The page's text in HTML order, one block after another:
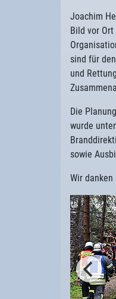
Joachim
Bild vor
sind für
und
Die
wurde
sowie
Wir